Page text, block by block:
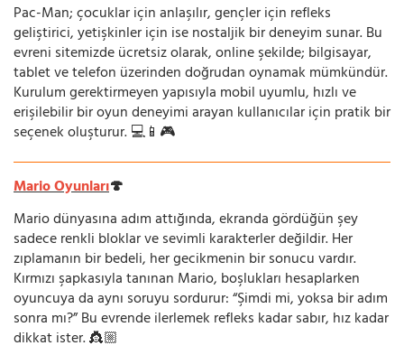
Pac-Man; çocuklar için anlaşılır, gençler için refleks
geliştirici, yetişkinler için ise nostaljik bir deneyim sunar. Bu
evreni sitemizde ücretsiz olarak, online şekilde; bilgisayar,
tablet ve telefon üzerinden doğrudan oynamak mümkündür.
Kurulum gerektirmeyen yapısıyla mobil uyumlu, hızlı ve
erişilebilir bir oyun deneyimi arayan kullanıcılar için pratik bir
seçenek oluşturur. 💻📱🎮
Mario Oyunları🍄
Mario dünyasına adım attığında, ekranda gördüğün şey
sadece renkli bloklar ve sevimli karakterler değildir. Her
zıplamanın bir bedeli, her gecikmenin bir sonucu vardır.
Kırmızı şapkasıyla tanınan Mario, boşlukları hesaplarken
oyuncuya da aynı soruyu sordurur: “Şimdi mi, yoksa bir adım
sonra mı?” Bu evrende ilerlemek refleks kadar sabır, hız kadar
dikkat ister. 👸🏼